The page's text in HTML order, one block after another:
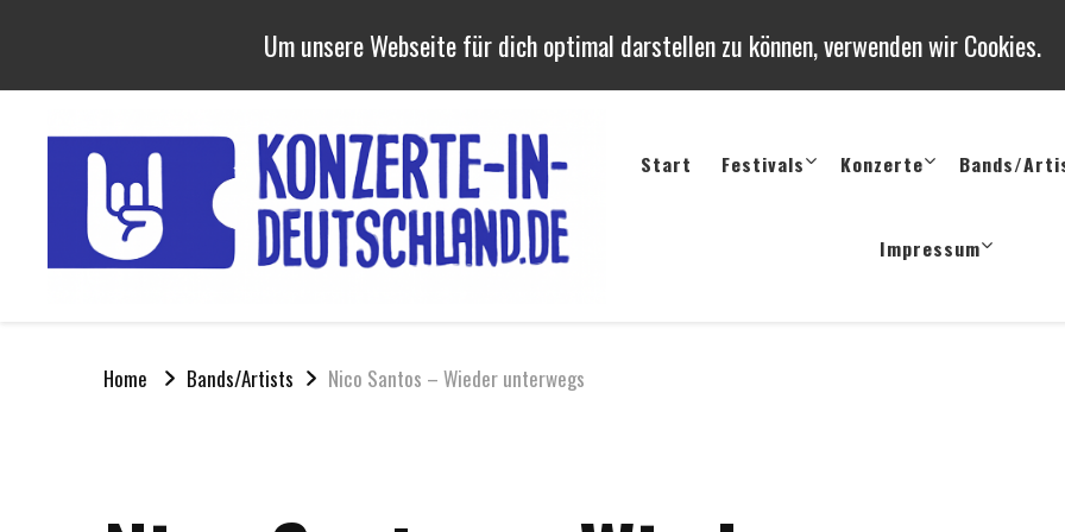
Um unsere Webseite für dich optimal darstellen zu können, verwenden wir Cookies.
Start Festivals Konzerte Bands/
Impressum
Home Bands/Artists Nico Santos – Wieder unterwegs